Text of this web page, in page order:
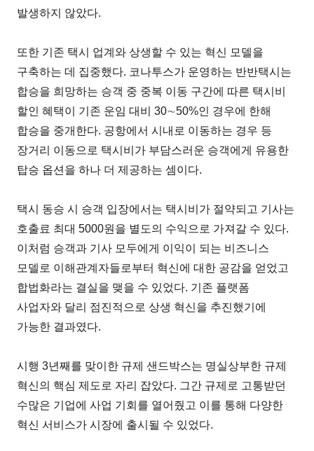
발생하지 않았다.
또한 기존 택시 업계와 상생할 수 있는 혁신 모델을
구축하는 데 집중했다. 코나투스가 운영하는 반반택시는
합승을 희망하는 승객 중 중복 이동 구간에 따른 택시비
할인 혜택이 기존 운임 대비 30∼50%인 경우에 한해
합승을 중개한다. 공항에서 시내로 이동하는 경우 등
장거리 이동으로 택시비가 부담스러운 승객에게 유용한
탑승 옵션을 하나 더 제공하는 셈이다.
택시 동승 시 승객 입장에서는 택시비가 절약되고 기사는
호출료 최대 5000원을 별도의 수익으로 가져갈 수 있다.
이처럼 승객과 기사 모두에게 이익이 되는 비즈니스
모델로 이해관계자들로부터 혁신에 대한 공감을 얻었고
합법화라는 결실을 맺을 수 있었다. 기존 플랫폼
사업자와 달리 점진적으로 상생 혁신을 추진했기에
가능한 결과였다.
시행 3년째를 맞이한 규제 샌드박스는 명실상부한 규제
혁신의 핵심 제도로 자리 잡았다. 그간 규제로 고통받던
수많은 기업에 사업 기회를 열어줬고 이를 통해 다양한
혁신 서비스가 시장에 출시될 수 있었다.